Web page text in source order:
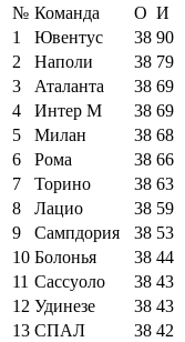
№ Команда О И
1
Ювентус 38 90
2
Наполи 38 79
3
Аталанта 38 69
4
Интер М 38 69
5
Милан 38 68
6
Рома 38 66
7
Торино 38 63
8
Лацио 38 59
9
Сампдория 38 53
10 Болонья 38 44
11 Сассуоло 38 43
12 Удинезе 38 43
13 СПАЛ 38 42